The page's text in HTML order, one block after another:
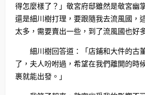
得怎麼樣了？」敬宮府邸雖然是敬宮幽
還是細川樹打理，要跟隨我去流風國，
太多，需要賣出一些，到了流風國也好
細川樹回答道：「店鋪和大件的古
了，夫人吩咐過，希望在我們離開的時
裹就能出發。」